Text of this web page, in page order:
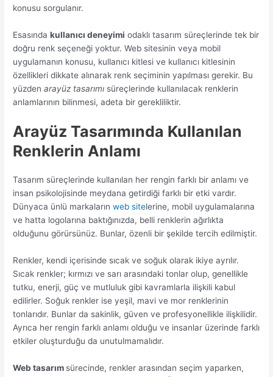
konusu sorgulanır.
Esasındakullanıcı deneyimi odaklı tasarım süreçlerinde tek bir
doğru renk seçeneği yoktur. Web sitesinin veya mobil
uygulamanın konusu, kullanıcı kitlesi ve kullanıcı kitlesinin
özellikleri dikkate alınarak renk seçiminin yapılması gerekir. Bu
yüzdenarayüz tasarımı süreçlerinde kullanılacak renklerin
anlamlarının bilinmesi, adeta bir gerekliliktir.
Arayüz Tasarımında Kullanılan
Renklerin Anlamı
Tasarım süreçlerinde kullanılan her rengin farklı bir anlamı ve
insan psikolojisinde meydana getirdiği farklı bir etki vardır.
Dünyaca ünlü markalarınweb sitelerine, mobil uygulamalarına
ve hatta logolarına baktığınızda, belli renklerin ağırlıkta
olduğunu görürsünüz. Bunlar, özenli bir şekilde tercih edilmiştir.
Renkler, kendi içerisinde sıcak ve soğuk olarak ikiye ayrılır.
Sıcak renkler; kırmızı ve sarı arasındaki tonlar olup, genellikle
tutku, enerji, güç ve mutluluk gibi kavramlarla ilişkili kabul
edilirler. Soğuk renkler ise yeşil, mavi ve mor renklerinin
tonlarıdır. Bunlar da sakinlik, güven ve profesyonellikle ilişkilidir.
Ayrıca her rengin farklı anlamı olduğu ve insanlar üzerinde farklı
etkiler oluşturduğu da unutulmamalıdır.
Web tasarım sürecinde, renkler arasından seçim yaparken,